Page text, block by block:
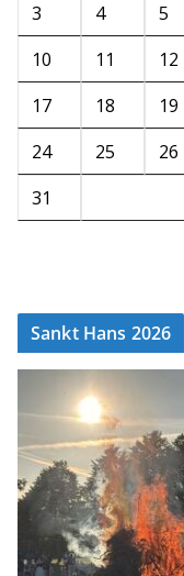
3
4 5
10
11 12
17
18 19
24
25 26
31
Sankt Hans 2026